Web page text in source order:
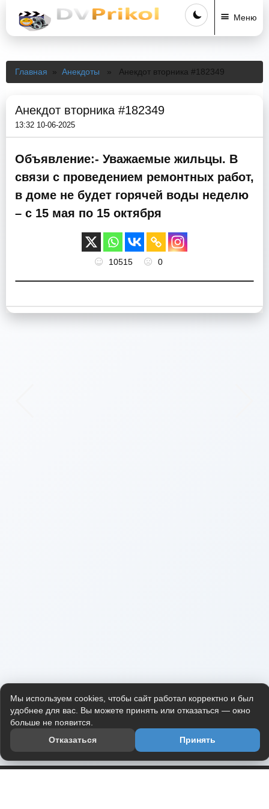
Меню
Главная » Анекдоты » Анекдот вторника #182349
Анекдот вторника #182349
13:32 10-06-2025
Объявление:- Уважаемые жильцы. В
связи с проведением ремонтных работ,
в доме не будет горячей воды неделю
– с 15 мая по 15 октября
10515 0
Мы используем cookies, чтобы сайт работал корректно и был
удобнее для вас. Вы можете принять или отказаться — окно
больше не появится.
Отказаться
Принять